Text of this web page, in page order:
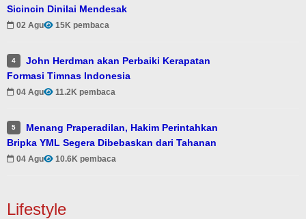
Sicincin Dinilai Mendesak
02 Agu 15K pembaca
4
John Herdman akan Perbaiki Kerapatan
Formasi Timnas Indonesia
04 Agu 11.2K pembaca
5
Menang Praperadilan, Hakim Perintahkan
Bripka YML Segera Dibebaskan dari Tahanan
04 Agu 10.6K pembaca
Lifestyle